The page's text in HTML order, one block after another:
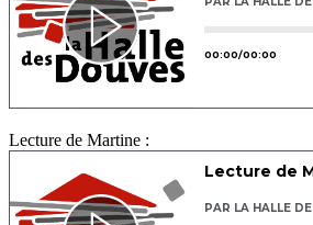
Lecture de Martine :